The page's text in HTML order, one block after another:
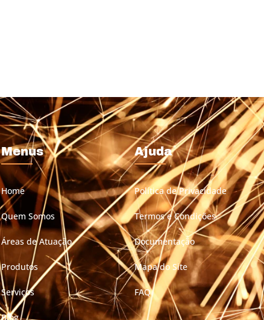
Menus
Home
Quem Somos
Áreas de Atuação
Produtos
Serviços
Blog
Ajuda
Política de Privacidade
Termos e Condições
Documentação
Mapa do Site
FAQ